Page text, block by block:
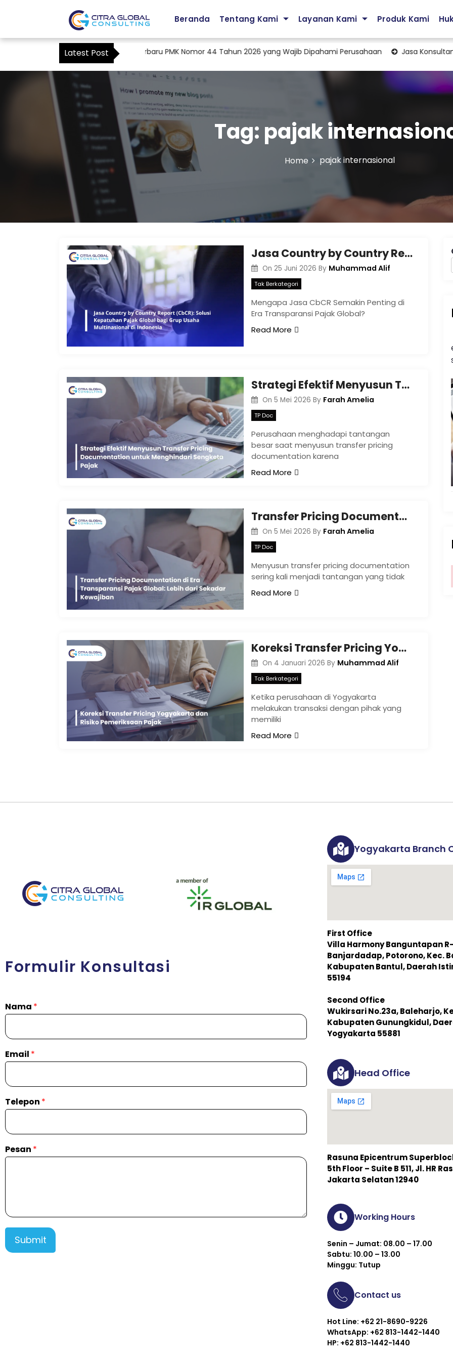
Beranda Tentang Kami Layanan Kami Produk Kami
Latest Post
Kuasa Pajak: Ketentuan Terbaru PMK Nomor 44 Tahun 2026 yang Wajib Dipahami Perusahaan Jasa Konsultan
Tag: pajak
Home pajak internasional
Jasa Country by Country Report (CbCR): Solusi Kepatuhan Pajak Global bagi Grup Usaha Multinasional di Indonesia
On 25 Juni 2026 By Muhammad Alif
Tak Berkategori
Mengapa Jasa CbCR Semakin Penting di
Era Transparansi Pajak Global?
Read More
Strategi Efektif Menyusun Transfer Pricing Documentation untuk Menghindari Sengketa Pajak
On 5 Mei 2026 By Farah Amelia
TP Doc
Perusahaan menghadapi tantangan
besar saat menyusun transfer pricing
documentation karena
Read More
Transfer Pricing Documentation di Era Transparansi Pajak Global: Lebih dari Sekadar Kewajiban
On 5 Mei 2026 By Farah Amelia
TP Doc
Menyusun transfer pricing documentation
sering kali menjadi tantangan yang tidak
Read More
Koreksi Transfer Pricing Yogyakarta dan Risiko Pemeriksaan Pajak
On 4 Januari 2026 By Muhammad Alif
Tak Berkategori
Ketika perusahaan di Yogyakarta
melakukan transaksi dengan pihak yang
memiliki
Read More
Formulir Konsultasi
Nama *
Email *
Telepon *
Pesan *
Submit
Yogyakarta Branch
First Office
Villa Harmony Banguntapan
Banjardadap, Potorono, Kec.
Kabupaten Bantul, Daerah
55194
Second Office
Wukirsari No.23a, Baleharjo,
Kabupaten Gunungkidul,
Yogyakarta 55881
Head Office
Rasuna Epicentrum
5th Floor – Suite B 511, Jl. HR
Jakarta Selatan 12940
Working Hours
Senin – Jumat: 08.00 – 17.00
Sabtu: 10.00 – 13.00
Minggu: Tutup
Contact us
Hot Line: +62 21-8690-9226
WhatsApp: +62 813-1442-1440
HP: +62 813-1442-1440